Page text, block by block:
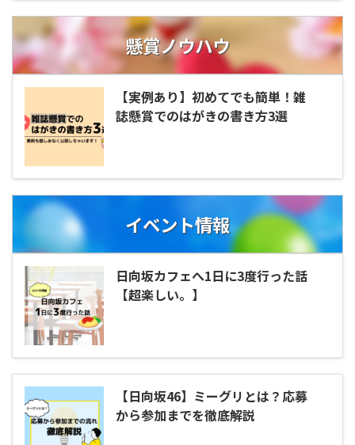
懸賞ノウハウ
【実例あり】初めてでも簡単！雑
誌懸賞でのはがきの書き方3選
イベント情報
日向坂カフェへ1日に3度行った話
【超楽しい。】
【日向坂46】ミーグリとは？応募
から参加までを徹底解説